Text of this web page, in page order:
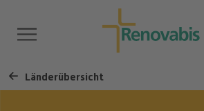
Länderübersicht